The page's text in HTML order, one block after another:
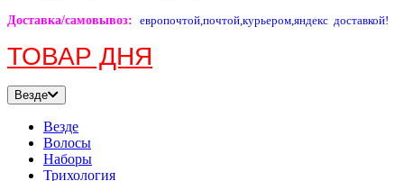
Доставка/самовывоз: европочтой,почтой,курьером,яндекс доставкой!
ТОВАР ДНЯ
Везде
Везде
Волосы
Наборы
Трихология